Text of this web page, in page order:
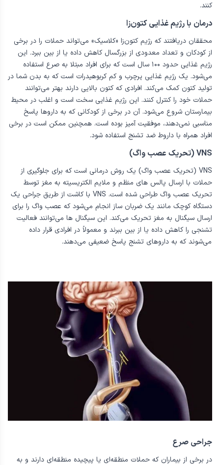
مبتلا به صرع در صورت مصرف منظم داروهای خود بدون حمله می‌شوند.
برای برخی از بیماران، مصرف دارو ممکن است نیاز باشد به صورت مادام
العمر باشد. بیماران نباید بدون مشورت با پزشک، مصرف دارو را متوقف
کنند.
درمان با رژیم غذایی کتون‌زا
محققان دریافتند که رژیم کتون‌زا «کلاسیک» می‌تواند حملات را در برخی
از کودکان و تعداد معدودی از بزرگسال کاهش داده یا از بین ببرد. این
رژیم غذایی حدود ۱۰۰ سال است که برای افراد مبتلا به صرع استفاده
می‌شود. یک رژیم غذایی پرچرب و کم کربوهیدرات است که به بدن شما در
تولید کتون کمک می‌کند. افرادی که کتون بالایی دارند بهتر می‌توانند
حملات خود را کنترل کنند. این رژیم غذایی سخت است و اغلب در محیط
بیمارستان شروع می‌شود. آن در برخی از کودکانی که به داروها پاسخ
مناسبی نمی‌دهند، موفقیت آمیز بوده است. همچنین ممکن است در برخی
افراد همراه با داروط ضد تشنج استفاده شود.
VNS (تحریک عصب واگ)
VNS (تحریک عصب واگ) یک روش درمانی است که برای جلوگیری از
حملات با ارسال پالس های منظم و ملایم الکتریسیته به مغز توسط
تحریک عصب واگ طراحی شده است. VNS با کاشت از طریق جراحی یک
تشنجی را کاهش داده یا از بین ببرند و معمولاً در افرادی قرار داده
می‌شوند که به داروهای تشنج پاسخ ضعیفی می‌دهند.